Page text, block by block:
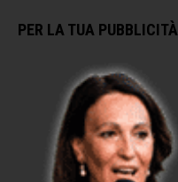
PER LA TUA PUBBLICITÀ